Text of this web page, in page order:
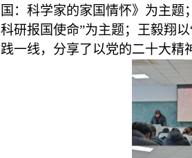
国：科学家的家国情怀》为主题；
科研报国使命”为主题； 王毅翔以
践一线，分享了以党的二十大精